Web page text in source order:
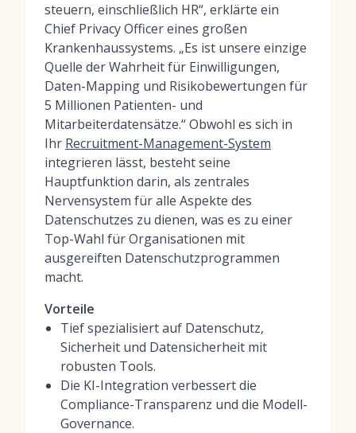
steuern, einschließlich HR“, erklärte ein
Chief Privacy Officer eines großen
Krankenhaussystems. „Es ist unsere einzige
Quelle der Wahrheit für Einwilligungen,
Daten-Mapping und Risikobewertungen für
5 Millionen Patienten- und
Mitarbeiterdatensätze.“ Obwohl es sich in
Ihr Recruitment-Management-System
integrieren lässt, besteht seine
Hauptfunktion darin, als zentrales
Nervensystem für alle Aspekte des
Datenschutzes zu dienen, was es zu einer
Top-Wahl für Organisationen mit
ausgereiften Datenschutzprogrammen
macht.
Vorteile
Tief spezialisiert auf Datenschutz,
Sicherheit und Datensicherheit mit
robusten Tools.
Die KI-Integration verbessert die
Compliance-Transparenz und die Modell-
Governance.